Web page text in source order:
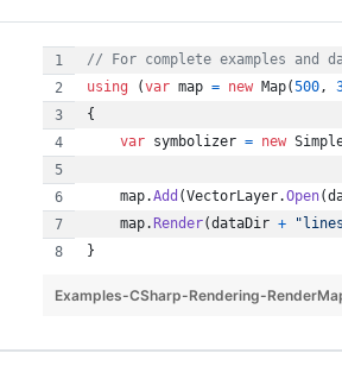
// For complete examples and
using
(var map = new Map(500,
{
var symbolizer = new
map.Add (VectorLayer.Open(
map. Render(dataDir +
}
Examples-CSharp-Rendering-